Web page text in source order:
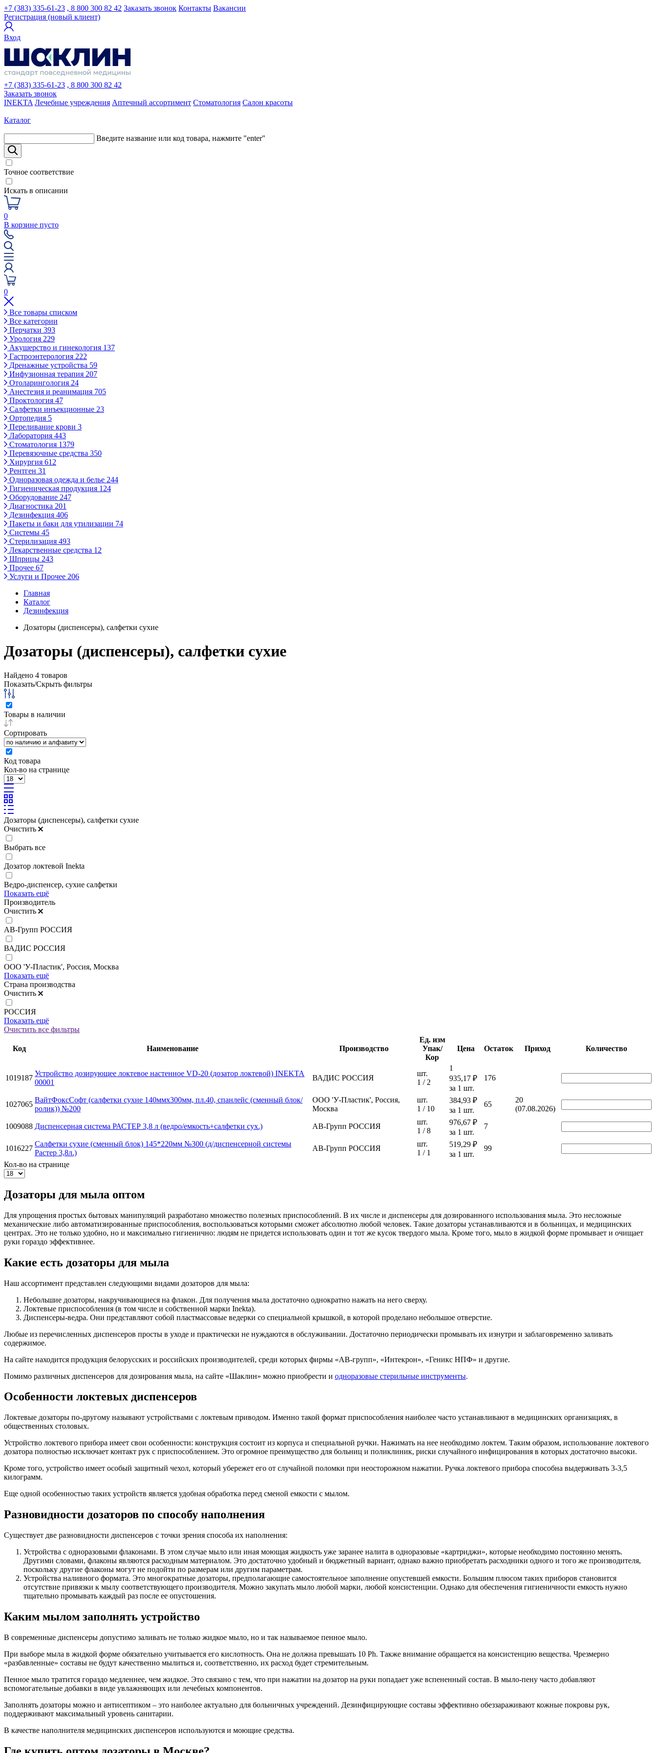
+7 (383) 335-61-23 , 8 800 300 82 42 Заказать звонок Контакты Вакансии
Регистрация (новый клиент)
Вход
+7 (383) 335-61-23 , 8 800 300 82 42
Заказать звонок
INEKTA Лечебные учреждения Аптечный ассортимент Стоматология Салон красоты
Каталог
Введите название или код товара, нажмите "enter"
Точное соответствие
Искать в описании
0
В корзине пусто
0
Все товары списком
Все категории
Перчатки 393
Урология 229
Акушерство и гинекология 137
Гастроэнтерология 222
Дренажные устройства 59
Инфузионная терапия 207
Отоларингология 24
Анестезия и реанимация 705
Проктология 47
Салфетки инъекционные 23
Ортопедия 5
Переливание крови 3
Лаборатория 443
Стоматология 1379
Перевязочные средства 350
Хирургия 612
Рентген 31
Одноразовая одежда и белье 244
Гигиеническая продукция 124
Оборудование 247
Диагностика 201
Дезинфекция 406
Пакеты и баки для утилизации 74
Системы 45
Стерилизация 493
Лекарственные средства 12
Шприцы 243
Прочее 67
Услуги и Прочее 206
Главная
Каталог
Дезинфекция
Дозаторы (диспенсеры), салфетки сухие
Дозаторы (диспенсеры), салфетки сухие
Найдено 4 товаров
Показать/Скрыть фильтры
Товары в наличии
Сортировать
Код товара
Кол-во на странице
Дозаторы (диспенсеры), салфетки сухие
Очистить
Выбрать все
Дозатор локтевой Inekta
Ведро-диспенсер, сухие салфетки
Показать ещё
Производитель
Очистить
АВ-Групп РОССИЯ
ВАДИС РОССИЯ
ООО 'У-Пластик', Россия, Москва
Показать ещё
Страна производства
Очистить
РОССИЯ
Показать ещё
Очистить все фильтры
Код Наименование Производство
Ед. изм
Упак/
Кор
Цена Остаток Приход Количество
1019187
Устройство дозирующее локтевое настенное VD-20 (дозатор локтевой) INEKTA
00001
ВАДИС РОССИЯ
шт.
1 / 2
1
935,17 ₽
за 1 шт.
176
1027065
ВайтФоксСофт (салфетки сухие 140ммх300мм, пл.40, спанлейс (сменный блок/
ролик)) №200
ООО 'У-Пластик', Россия,
Москва
шт.
1 / 10
384,93 ₽
за 1 шт.
65
20
(07.08.2026)
1009088 Диспенсерная система РАСТЕР 3,8 л (ведро/емкость+салфетки сух.) АВ-Групп РОССИЯ
шт.
1 / 8
976,67 ₽
за 1 шт.
7
1016227
Салфетки сухие (сменный блок) 145*220мм №300 (д/диспенсерной системы
Растер 3,8л.)
АВ-Групп РОССИЯ
шт.
1 / 1
519,29 ₽
за 1 шт.
99
Кол-во на странице
Дозаторы для мыла оптом
Для упрощения простых бытовых манипуляций разработано множество полезных приспособлений. В их числе и диспенсеры для дозированного использования мыла. Это несложные
механические либо автоматизированные приспособления, воспользоваться которыми сможет абсолютно любой человек. Такие дозаторы устанавливаются и в больницах, и медицинских
центрах. Это не только удобно, но и максимально гигиенично: людям не придется использовать один и тот же кусок твердого мыла. Кроме того, мыло в жидкой форме промывает и очищает
руки гораздо эффективнее.
Какие есть дозаторы для мыла
Наш ассортимент представлен следующими видами дозаторов для мыла:
Небольшие дозаторы, накручивающиеся на флакон. Для получения мыла достаточно однократно нажать на него сверху.
Локтевые приспособления (в том числе и собственной марки Inekta).
Диспенсеры-ведра. Они представляют собой пластмассовые ведерки со специальной крышкой, в которой проделано небольшое отверстие.
Любые из перечисленных диспенсеров просты в уходе и практически не нуждаются в обслуживании. Достаточно периодически промывать их изнутри и заблаговременно заливать
содержимое.
На сайте находится продукция белорусских и российских производителей, среди которых фирмы «AB-групп», «Интекрон», «Геникс НПФ» и другие.
Помимо различных диспенсеров для дозирования мыла, на сайте «Шаклин» можно приобрести и одноразовые стерильные инструменты.
Особенности локтевых диспенсеров
Локтевые дозаторы по-другому называют устройствами с локтевым приводом. Именно такой формат приспособления наиболее часто устанавливают в медицинских организациях, в
общественных столовых.
Устройство локтевого прибора имеет свои особенности: конструкция состоит из корпуса и специальной ручки. Нажимать на нее необходимо локтем. Таким образом, использование локтевого
дозатора полностью исключает контакт рук с приспособлением. Это огромное преимущество для больниц и поликлиник, риски случайного инфицирования в которых достаточно высоки.
Кроме того, устройство имеет особый защитный чехол, который убережет его от случайной поломки при неосторожном нажатии. Ручка локтевого прибора способна выдерживать 3-3,5
килограмм.
Еще одной особенностью таких устройств является удобная обработка перед сменой емкости с мылом.
Разновидности дозаторов по способу наполнения
Существует две разновидности диспенсеров с точки зрения способа их наполнения:
Устройства с одноразовыми флаконами. В этом случае мыло или иная моющая жидкость уже заранее налита в одноразовые «картриджи», которые необходимо постоянно менять.
Другими словами, флаконы являются расходным материалом. Это достаточно удобный и бюджетный вариант, однако важно приобретать расходники одного и того же производителя,
поскольку другие флаконы могут не подойти по размерам или другим параметрам.
Устройства наливного формата. Это многократные дозаторы, предполагающие самостоятельное заполнение опустевшей емкости. Большим плюсом таких приборов становится
отсутствие привязки к мылу соответствующего производителя. Можно закупать мыло любой марки, любой консистенции. Однако для обеспечения гигиеничности емкость нужно
тщательно промывать каждый раз после ее опустошения.
Каким мылом заполнять устройство
В современные диспенсеры допустимо заливать не только жидкое мыло, но и так называемое пенное мыло.
При выборе мыла в жидкой форме обязательно учитывается его кислотность. Она не должна превышать 10 Ph. Также внимание обращается на консистенцию вещества. Чрезмерно
«разбавленные» составы не будут качественно мылиться и, соответственно, их расход будет стремительным.
Пенное мыло тратится гораздо медленнее, чем жидкое. Это связано с тем, что при нажатии на дозатор на руки попадает уже вспененный состав. В мыло-пену часто добавляют
вспомогательные добавки в виде увлажняющих или лечебных компонентов.
Заполнять дозаторы можно и антисептиком – это наиболее актуально для больничных учреждений. Дезинфицирующие составы эффективно обеззараживают кожные покровы рук,
поддерживают максимальный уровень санитарии.
В качестве наполнителя медицинских диспенсеров используются и моющие средства.